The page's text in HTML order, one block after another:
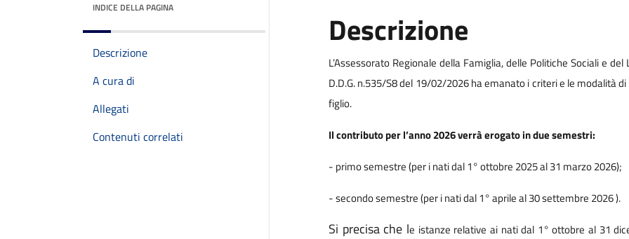
INDICE DELLA PAGINA
Descrizione
A cura di
Allegati
Contenuti correlati
Descrizione
L’Assessorato Regionale della Famiglia, delle Politiche Sociali e
D.D.G. n.535/S8 del 19/02/2026 ha emanato i criteri e le modalità
figlio.
Il contributo per l’anno 2026 verrà erogato in due semestri:
- primo semestre (per i nati dal 1° ottobre 2025 al 31 marzo 2026);
- secondo semestre (per i nati dal 1° aprile al 30 settembre 2026 ).
Si precisa che le istanze relative ai nati dal 1° ottobre al 31